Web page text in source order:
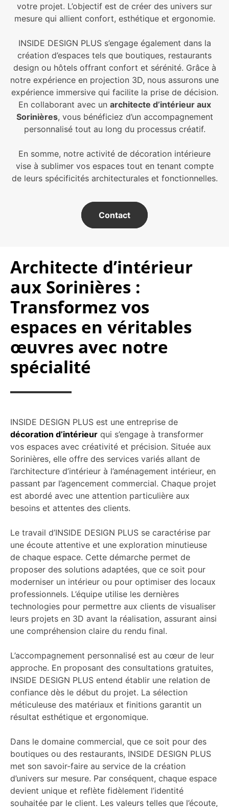
votre projet. L’objectif est de créer des univers sur
mesure qui allient confort, esthétique et ergonomie.
INSIDE DESIGN PLUS s’engage également dans la
création d’espaces tels que boutiques, restaurants
design ou hôtels offrant confort et sérénité. Grâce à
notre expérience en projection 3D, nous assurons une
expérience immersive qui facilite la prise de décision.
En collaborant avec un architecte d’intérieur aux
Sorinières, vous bénéficiez d’un accompagnement
personnalisé tout au long du processus créatif.
En somme, notre activité de décoration intérieure
vise à sublimer vos espaces tout en tenant compte
de leurs spécificités architecturales et fonctionnelles.
Contact
Architecte d’intérieur
aux Sorinières :
Transformez vos
espaces en véritables
œuvres avec notre
spécialité
INSIDE DESIGN PLUS est une entreprise de
décoration d’intérieur qui s’engage à transformer
vos espaces avec créativité et précision. Située aux
Sorinières, elle offre des services variés allant de
l’architecture d’intérieur à l’aménagement intérieur, en
passant par l’agencement commercial. Chaque projet
est abordé avec une attention particulière aux
besoins et attentes des clients.
Le travail d’INSIDE DESIGN PLUS se caractérise par
une écoute attentive et une exploration minutieuse
de chaque espace. Cette démarche permet de
proposer des solutions adaptées, que ce soit pour
moderniser un intérieur ou pour optimiser des locaux
professionnels. L’équipe utilise les dernières
technologies pour permettre aux clients de visualiser
leurs projets en 3D avant la réalisation, assurant ainsi
une compréhension claire du rendu final.
L’accompagnement personnalisé est au cœur de leur
approche. En proposant des consultations gratuites,
INSIDE DESIGN PLUS entend établir une relation de
confiance dès le début du projet. La sélection
méticuleuse des matériaux et finitions garantit un
résultat esthétique et ergonomique.
Dans le domaine commercial, que ce soit pour des
boutiques ou des restaurants, INSIDE DESIGN PLUS
met son savoir-faire au service de la création
d’univers sur mesure. Par conséquent, chaque espace
devient unique et reflète fidèlement l’identité
souhaitée par le client. Les valeurs telles que l’écoute,